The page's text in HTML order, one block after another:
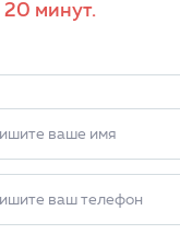
20 минут.